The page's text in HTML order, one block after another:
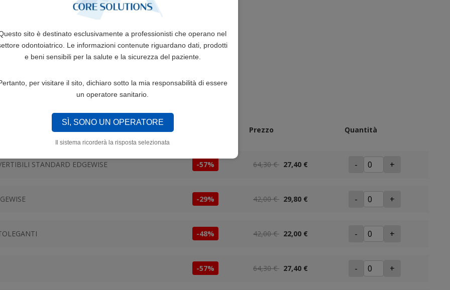
sito è destinato esclusivamente a professionisti che operano nel
odontoiatrico. Le informazioni contenute riguardano dati, prodotti
e beni sensibili per la salute e la sicurezza del paziente.
per visitare il sito, dichiaro sotto la mia responsabilità di essere
un operatore sanitario.
SÌ, SONO UN OPERATORE
Il sistema ricorderà la risposta selezionata
IN ELASTOMERO
-- Iva esclusa
BRACKETS ESTETICI SERIE
AYRO
88,00€Il
originale
31,75€Il
attuale
-- Iva
Prezzo Quantità
STANDARD EDGEWISE -57% 64,30 € 27,40 € - +
-29% 42,00 € 29,80 € - +
-48% 42,00 € 22,00 € - +
-57% 64,30 € 27,40 € - +